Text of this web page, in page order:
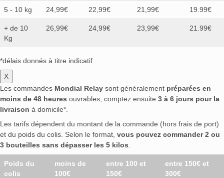
5 - 10 kg 24,99€ 22,99€ 21,99€ 19.99€
+ de 10
Kg
26,99€ 24,99€ 23,99€ 21.99€
*délais donnés à titre indicatif
X
Les commandes Mondial Relay sont généralement préparées en
moins de 48 heures ouvrables, comptez ensuite 3 à 6 jours pour la
livraison à domicile*.
Les tarifs dépendent du montant de la commande (hors frais de port)
et du poids du colis. Selon le format, vous pouvez commander 2 ou
3 bouteilles sans dépasser les 5 kilos
Poids du
colis
moins de
100€
entre 100 et
150€
entre 150€ et
300€